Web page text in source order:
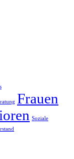
Frauen
Soziale